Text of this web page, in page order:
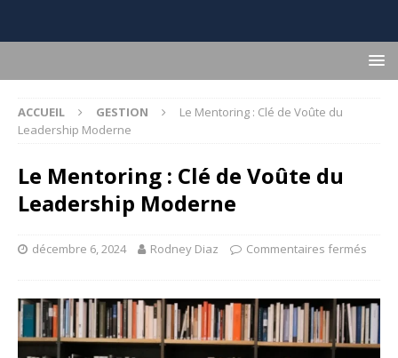
ACCUEIL GESTION
Le Mentoring : Clé de Voûte du
Leadership Moderne
Le Mentoring : Clé de Voûte du
Leadership Moderne
décembre 6, 2024 Rodney Diaz Commentaires fermés